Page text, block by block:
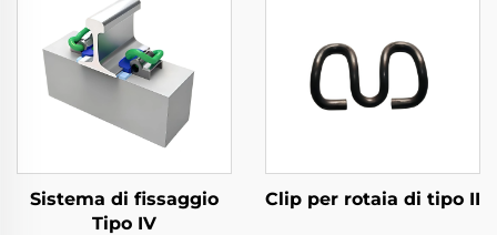
Sistema di fissaggio
Tipo IV
Clip per rotaia di tipo II